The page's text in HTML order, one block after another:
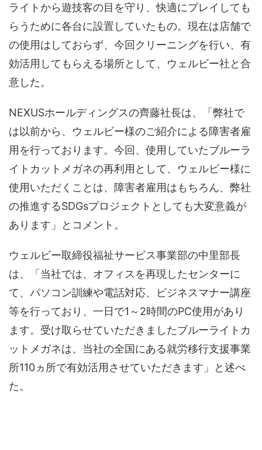
ライトから遊技客の目を守り、快適にプレイしても
らうために各台に設置していたもの。現在は店舗で
の使用はしておらず、今回クリーニングを行い、有
効活用してもらえる場所として、ウェルビー社と合
意した。
NEXUSホールディングスの齊藤社長は、「弊社で
は以前から、ウェルビー様のご紹介による障害者雇
用を行っております。今回、使用していたブルーラ
イトカットメガネの再利用として、ウェルビー様に
使用いただくことは、障害者雇用はもちろん、弊社
の推進するSDGsプロジェクトとしても大変意義が
あります」とコメント。
ウェルビー取締役福祉サービス事業部の中里部長
は、「当社では、オフィスを再現したセンターに
て、パソコン訓練や電話対応、ビジネスマナー講座
等を行っており、一日で1～2時間のPC使用があり
ます。受け取らせていただきましたブルーライトカ
ットメガネは、当社の全国にある就労移行支援事業
所110ヵ所で有効活用させていただきます」と述べ
た。